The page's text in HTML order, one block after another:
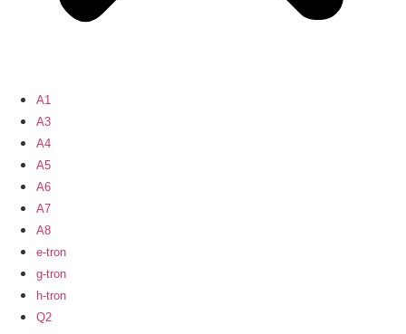
A1
A3
A4
A5
A6
A7
A8
e-tron
g-tron
h-tron
Q2